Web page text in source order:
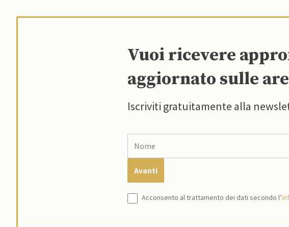
Vuoi ricevere
aggiornato sulle
Iscriviti gratuitamente alla
Acconsento al trattamento dei dati secondo l’